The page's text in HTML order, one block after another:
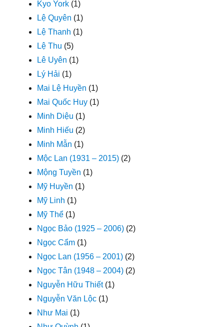
Kyo York (1)
Lệ Quyên (1)
Lệ Thanh (1)
Lệ Thu (5)
Lê Uyên (1)
Lý Hải (1)
Mai Lệ Huyền (1)
Mai Quốc Huy (1)
Minh Diệu (1)
Minh Hiếu (2)
Minh Mẫn (1)
Mộc Lan (1931 – 2015) (2)
Mộng Tuyền (1)
Mỹ Huyền (1)
Mỹ Linh (1)
Mỹ Thể (1)
Ngọc Bảo (1925 – 2006) (2)
Ngọc Cẩm (1)
Ngọc Lan (1956 – 2001) (2)
Ngọc Tân (1948 – 2004) (2)
Nguyễn Hữu Thiết(1)
Nguyễn Văn Lộc (1)
Như Mai (1)